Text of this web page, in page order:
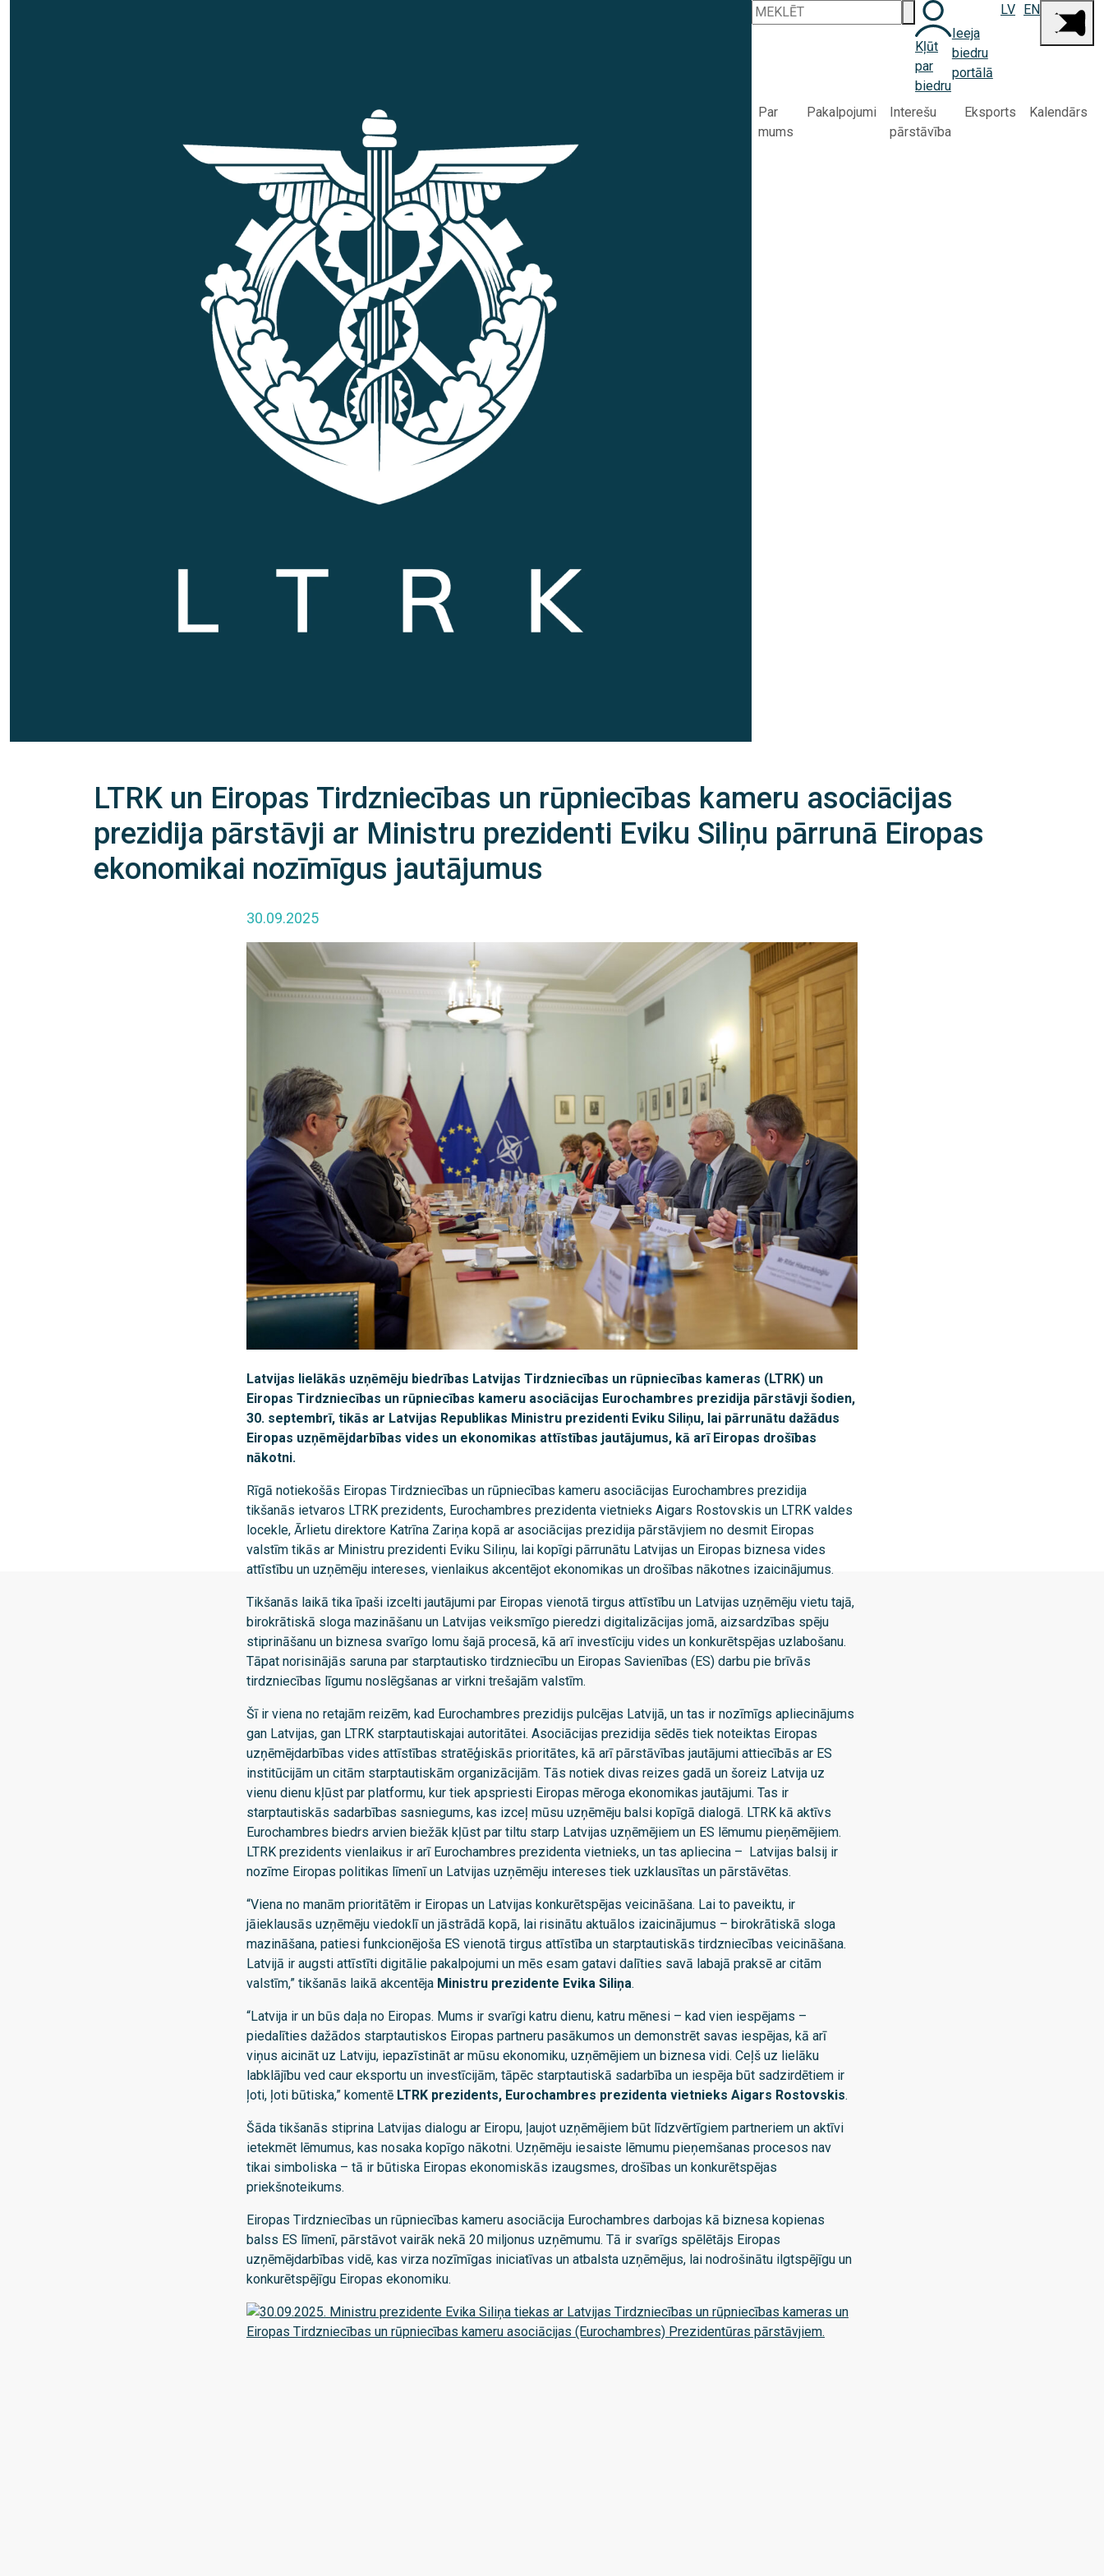
Kļūt
par
biedru
Ieeja
biedru
portālā
LV EN
Par
mums
Pakalpojumi
Interešu
pārstāvība
Eksports Kalendārs
LTRK un Eiropas Tirdzniecības un rūpniecības kameru asociācijas
prezidija pārstāvji ar Ministru prezidenti Eviku Siliņu pārrunā Eiropas
ekonomikai nozīmīgus jautājumus
30.09.2025
Latvijas lielākās uzņēmēju biedrības Latvijas Tirdzniecības un rūpniecības kameras (LTRK) un
Eiropas Tirdzniecības un rūpniecības kameru asociācijas Eurochambres prezidija pārstāvji šodien,
30. septembrī, tikās ar Latvijas Republikas Ministru prezidenti Eviku Siliņu, lai pārrunātu dažādus
Eiropas uzņēmējdarbības vides un ekonomikas attīstības jautājumus, kā arī Eiropas drošības
nākotni.
Rīgā notiekošās Eiropas Tirdzniecības un rūpniecības kameru asociācijas Eurochambres prezidija
tikšanās ietvaros LTRK prezidents, Eurochambres prezidenta vietnieks Aigars Rostovskis un LTRK valdes
locekle, Ārlietu direktore Katrīna Zariņa kopā ar asociācijas prezidija pārstāvjiem no desmit Eiropas
valstīm tikās ar Ministru prezidenti Eviku Siliņu, lai kopīgi pārrunātu Latvijas un Eiropas biznesa vides
attīstību un uzņēmēju intereses, vienlaikus akcentējot ekonomikas un drošības nākotnes izaicinājumus.
Tikšanās laikā tika īpaši izcelti jautājumi par Eiropas vienotā tirgus attīstību un Latvijas uzņēmēju vietu tajā,
birokrātiskā sloga mazināšanu un Latvijas veiksmīgo pieredzi digitalizācijas jomā, aizsardzības spēju
stiprināšanu un biznesa svarīgo lomu šajā procesā, kā arī investīciju vides un konkurētspējas uzlabošanu.
Tāpat norisinājās saruna par starptautisko tirdzniecību un Eiropas Savienības (ES) darbu pie brīvās
tirdzniecības līgumu noslēgšanas ar virkni trešajām valstīm.
Šī ir viena no retajām reizēm, kad Eurochambres prezidijs pulcējas Latvijā, un tas ir nozīmīgs apliecinājums
gan Latvijas, gan LTRK starptautiskajai autoritātei. Asociācijas prezidija sēdēs tiek noteiktas Eiropas
uzņēmējdarbības vides attīstības stratēģiskās prioritātes, kā arī pārstāvības jautājumi attiecībās ar ES
institūcijām un citām starptautiskām organizācijām. Tās notiek divas reizes gadā un šoreiz Latvija uz
vienu dienu kļūst par platformu, kur tiek apspriesti Eiropas mēroga ekonomikas jautājumi. Tas ir
starptautiskās sadarbības sasniegums, kas izceļ mūsu uzņēmēju balsi kopīgā dialogā. LTRK kā aktīvs
Eurochambres biedrs arvien biežāk kļūst par tiltu starp Latvijas uzņēmējiem un ES lēmumu pieņēmējiem.
LTRK prezidents vienlaikus ir arī Eurochambres prezidenta vietnieks, un tas apliecina – Latvijas balsij ir
nozīme Eiropas politikas līmenī un Latvijas uzņēmēju intereses tiek uzklausītas un pārstāvētas.
“Viena no manām prioritātēm ir Eiropas un Latvijas konkurētspējas veicināšana. Lai to paveiktu, ir
jāieklausās uzņēmēju viedoklī un jāstrādā kopā, lai risinātu aktuālos izaicinājumus – birokrātiskā sloga
mazināšana, patiesi funkcionējoša ES vienotā tirgus attīstība un starptautiskās tirdzniecības veicināšana.
Latvijā ir augsti attīstīti digitālie pakalpojumi un mēs esam gatavi dalīties savā labajā praksē ar citām
valstīm,” tikšanās laikā akcentēja Ministru prezidente Evika Siliņa.
“Latvija ir un būs daļa no Eiropas. Mums ir svarīgi katru dienu, katru mēnesi – kad vien iespējams –
piedalīties dažādos starptautiskos Eiropas partneru pasākumos un demonstrēt savas iespējas, kā arī
viņus aicināt uz Latviju, iepazīstināt ar mūsu ekonomiku, uzņēmējiem un biznesa vidi. Ceļš uz lielāku
labklājību ved caur eksportu un investīcijām, tāpēc starptautiskā sadarbība un iespēja būt sadzirdētiem ir
ļoti, ļoti būtiska,” komentē LTRK prezidents, Eurochambres prezidenta vietnieks Aigars Rostovskis.
Šāda tikšanās stiprina Latvijas dialogu ar Eiropu, ļaujot uzņēmējiem būt līdzvērtīgiem partneriem un aktīvi
ietekmēt lēmumus, kas nosaka kopīgo nākotni. Uzņēmēju iesaiste lēmumu pieņemšanas procesos nav
tikai simboliska – tā ir būtiska Eiropas ekonomiskās izaugsmes, drošības un konkurētspējas
priekšnoteikums.
Eiropas Tirdzniecības un rūpniecības kameru asociācija Eurochambres darbojas kā biznesa kopienas
balss ES līmenī, pārstāvot vairāk nekā 20 miljonus uzņēmumu. Tā ir svarīgs spēlētājs Eiropas
uzņēmējdarbības vidē, kas virza nozīmīgas iniciatīvas un atbalsta uzņēmējus, lai nodrošinātu ilgtspējīgu un
konkurētspējīgu Eiropas ekonomiku.